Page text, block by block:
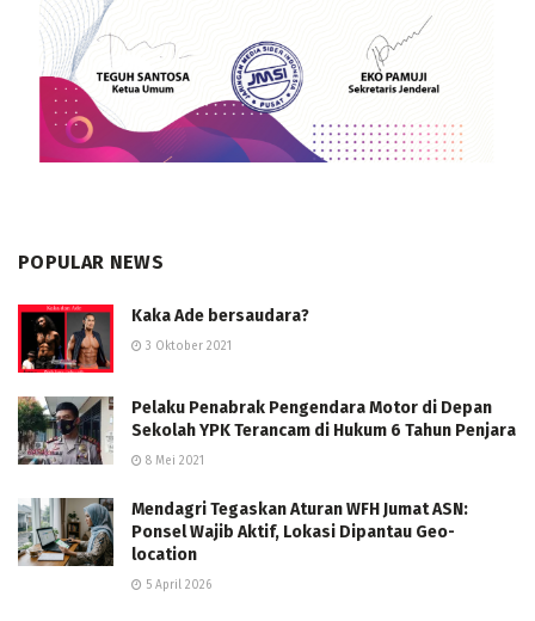
POPULAR NEWS
Kaka Ade bersaudara?
3 Oktober 2021
Pelaku Penabrak Pengendara Motor di Depan
Sekolah YPK Terancam di Hukum 6 Tahun Penjara
8 Mei 2021
Mendagri Tegaskan Aturan WFH Jumat ASN:
Ponsel Wajib Aktif, Lokasi Dipantau Geo-
location
5 April 2026